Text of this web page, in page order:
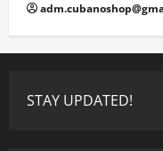
STAY UPDATED!